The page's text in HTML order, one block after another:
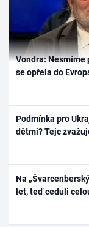
Vondra: Nesmíme
se opřela do
Podmínka pro
dětmi? Tejc
Na
let, teď ceduli